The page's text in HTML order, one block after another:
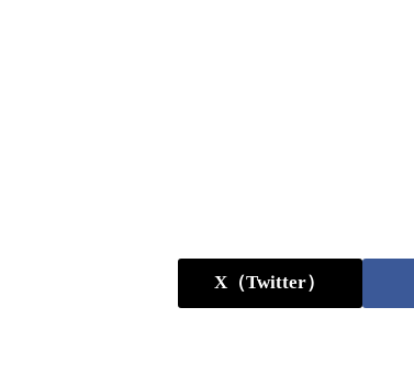
X（Twitter）